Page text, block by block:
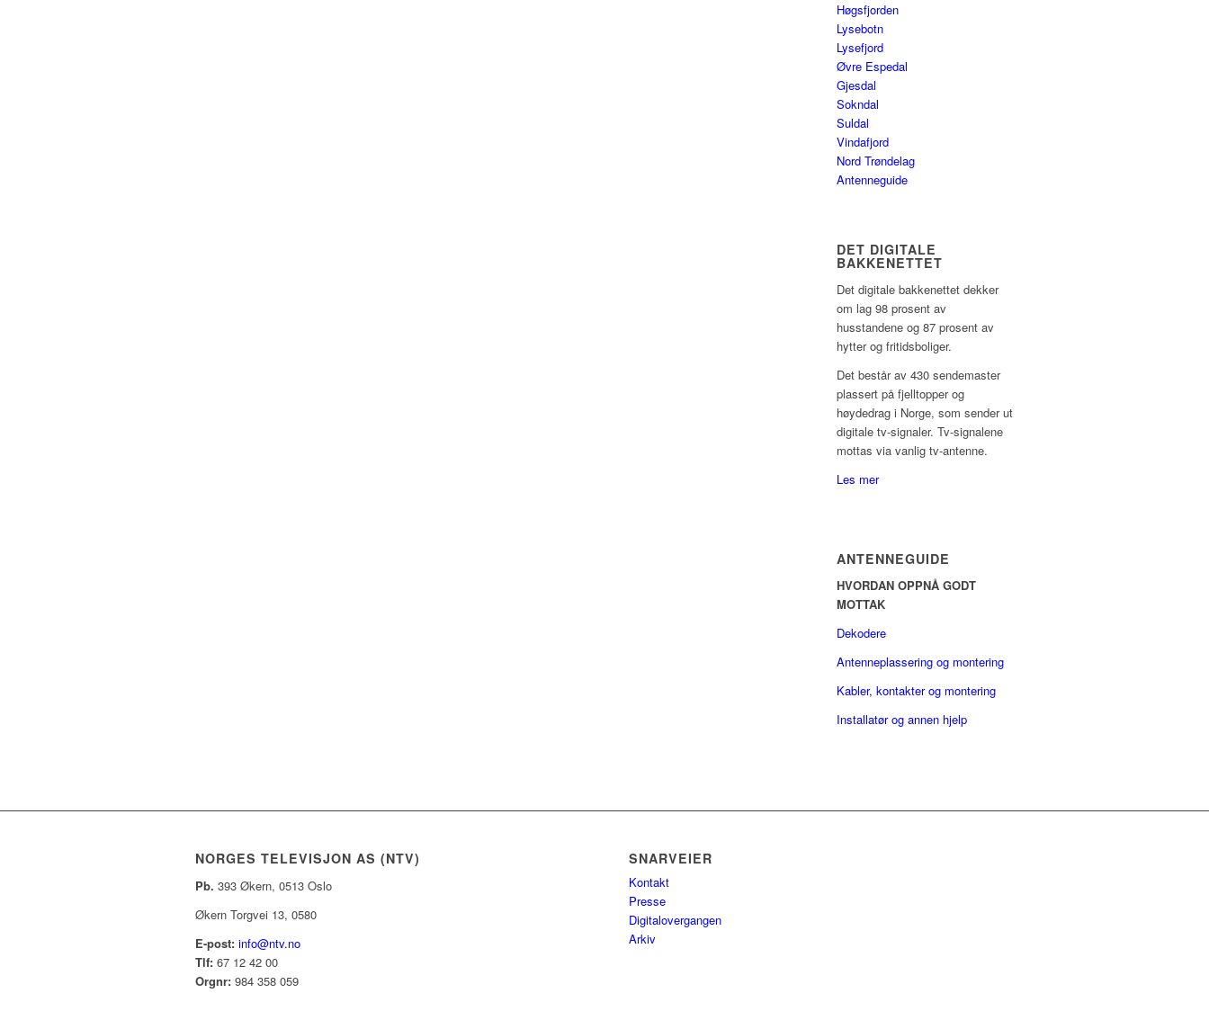
Høgsfjorden
Lysebotn
Lysefjord
Øvre Espedal
Gjesdal
Sokndal
Suldal
Vindafjord
Nord Trøndelag
Antenneguide
DET DIGITALE
BAKKENETTET
Det digitale bakkenettet dekker
om lag 98 prosent av
husstandene og 87 prosent av
hytter og fritidsboliger.
Det består av 430 sendemaster
plassert på fjelltopper og
høydedrag i Norge, som sender ut
digitale tv-signaler. Tv-signalene
mottas via vanlig tv-antenne.
Les mer
ANTENNEGUIDE
HVORDAN OPPNÅ GODT
MOTTAK
Dekodere
Antenneplassering og montering
Kabler, kontakter og montering
Installatør og annen hjelp
NORGES TELEVISJON AS (NTV)
Pb. 393 Økern, 0513 Oslo
Økern Torgvei 13, 0580
E-post: info@ntv.no
Tlf: 67 12 42 00
Orgnr: 984 358 059
SNARVEIER
Kontakt
Presse
Digitalovergangen
Arkiv